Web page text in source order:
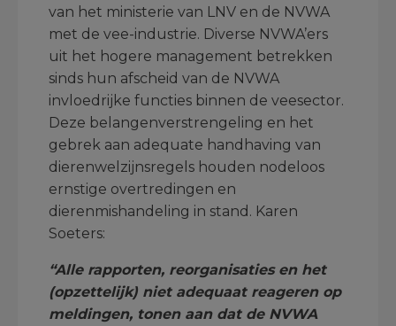
van het ministerie van LNV en de NVWA
met de vee-industrie. Diverse NVWA’ers
uit het hogere management betrekken
sinds hun afscheid van de NVWA
invloedrijke functies binnen de veesector.
Deze belangenverstrengeling en het
gebrek aan adequate handhaving van
dierenwelzijnsregels houden nodeloos
ernstige overtredingen en
dierenmishandeling in stand. Karen
Soeters:
“Alle rapporten, reorganisaties en het
(opzettelijk) niet adequaat reageren op
meldingen, tonen aan dat de NVWA